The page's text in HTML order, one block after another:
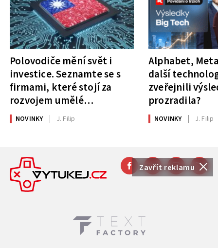
Zavřít reklamu
Polovodiče mění svět i
investice. Seznamte se s
firmami, které stojí za
rozvojem umělé
inteligence
NOVINKY J. Filip
Alphabet,
další
zveřejnili
prozradila?
NOVINKY J. Filip